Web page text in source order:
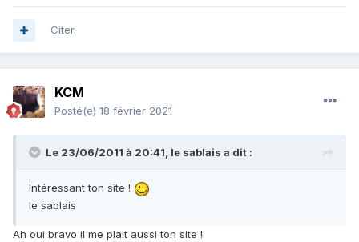
Citer
KCM
Posté(e) 18 février 2021
Le 23/06/2011 à 20:41, le sablais a dit :
Intéressant ton site !
le sablais
Ah oui bravo il me plait aussi ton site !